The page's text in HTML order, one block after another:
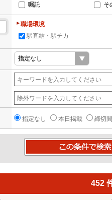
嘱託
そ
職場環境
駅直結・駅チカ
指定なし 本日掲載 締切
452